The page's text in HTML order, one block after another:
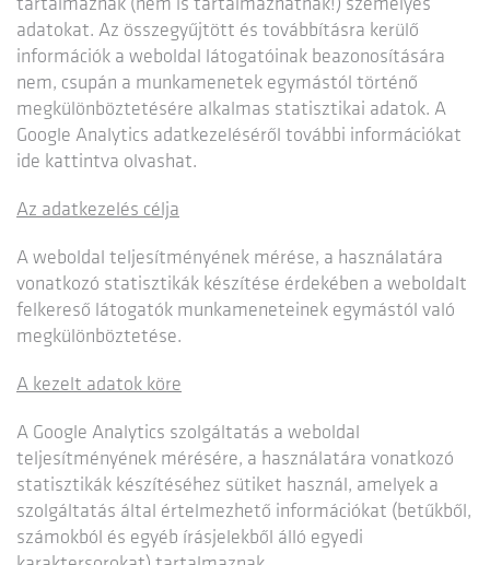
tartalmaznak (nem is tartalmazhatnak!) személyes
adatokat. Az összegyűjtött és továbbításra kerülő
információk a weboldal látogatóinak beazonosítására
nem, csupán a munkamenetek egymástól történő
megkülönböztetésére alkalmas statisztikai adatok. A
Google Analytics adatkezeléséről további információkat
ide kattintva olvashat.
Az adatkezelés célja
A weboldal teljesítményének mérése, a használatára
vonatkozó statisztikák készítése érdekében a weboldalt
felkereső látogatók munkameneteinek egymástól való
megkülönböztetése.
A kezelt adatok köre
A Google Analytics szolgáltatás a weboldal
teljesítményének mérésére, a használatára vonatkozó
statisztikák készítéséhez sütiket használ, amelyek a
szolgáltatás által értelmezhető információkat (betűkből,
számokból és egyéb írásjelekből álló egyedi